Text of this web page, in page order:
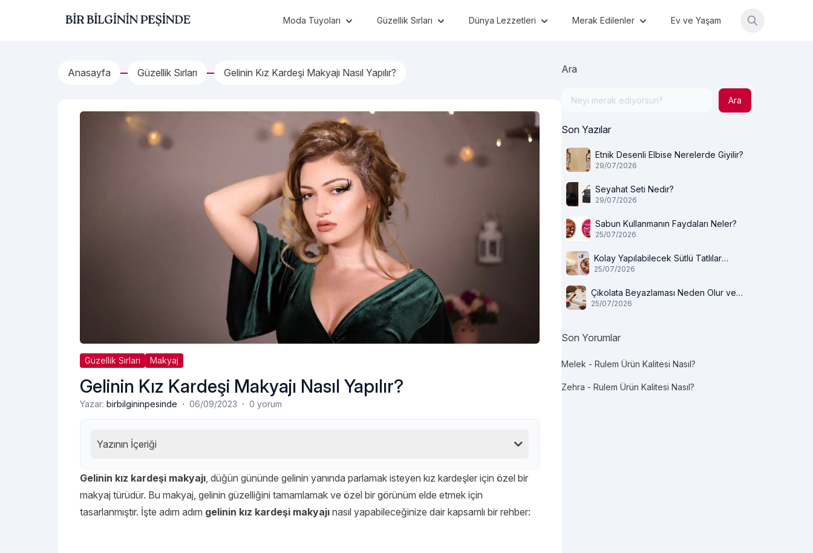
Bir Bilginin Peşinde! Moda Tüyoları Güzellik Sırları Dünya Lezzetleri Merak Edilenler Ev ve Yaşam
Anasayfa Güzellik Sırları Gelinin Kız Kardeşi Makyajı Nasıl Yapılır?
Güzellik Sırları Makyaj
Gelinin Kız Kardeşi Makyajı Nasıl Yapılır?
Yazar: birbilgininpesinde · 06/09/2023 · 0 yorum
Yazının İçeriği
Gelinin kız kardeşi makyajı, düğün gününde gelinin yanında parlamak isteyen kız kardeşler için özel bir
makyaj türüdür. Bu makyaj, gelinin güzelliğini tamamlamak ve özel bir görünüm elde etmek için
tasarlanmıştır. İşte adım adım gelinin kız kardeşi makyajı nasıl yapabileceğinize dair kapsamlı bir rehber:
Ara
Ara
Son Yazılar
Etnik Desenli Elbise Nerelerde Giyilir?
29/07/2026
Seyahat Seti Nedir?
29/07/2026
Sabun Kullanmanın Faydaları Neler?
25/07/2026
Kolay Yapılabilecek Sütlü Tatlılar
Nelerdir?
25/07/2026
Çikolata Beyazlaması Neden Olur ve
Tüketilir mi?
25/07/2026
Son Yorumlar
Melek - Rulem Ürün Kalitesi Nasıl?
Zehra - Rulem Ürün Kalitesi Nasıl?